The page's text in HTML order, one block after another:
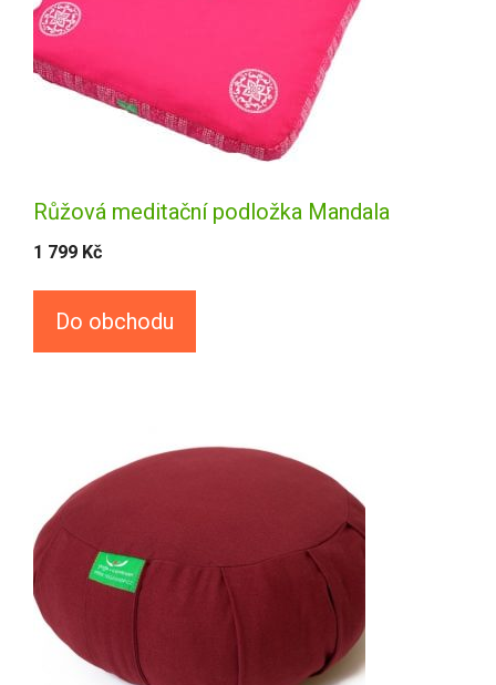
Růžová meditační podložka Mandala
1 799 Kč
Do obchodu